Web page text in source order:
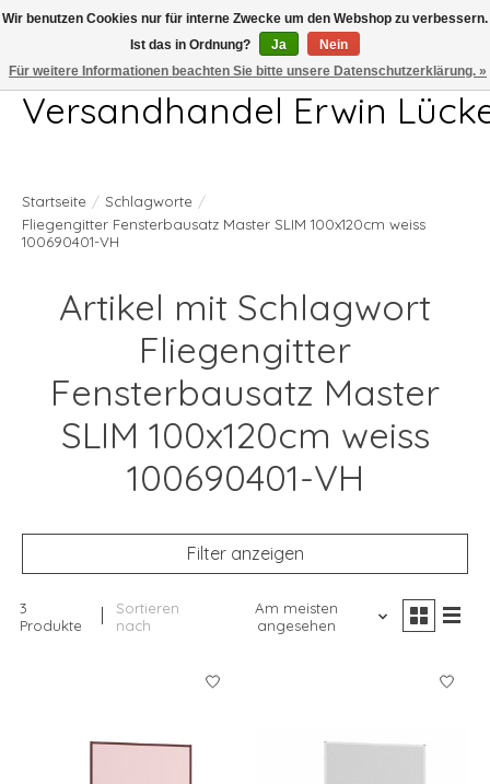
Telefon 04407 715872 MO-DO 7.00-17.00Uhr FR 7.00-13.00Uhr
Versandhandel Erwin
Startseite / Schlagworte /
Fliegengitter Fensterbausatz Master SLIM 100x120cm weiss
100690401-VH
Artikel mit Schlagwort
Fliegengitter
Fensterbausatz Master
SLIM 100x120cm weiss
100690401-VH
Filter anzeigen
3
Produkte
Sortieren
nach
Am meisten
angesehen
Wir benutzen Cookies nur für interne Zwecke um den Webshop zu verbessern.
Ist das in Ordnung?
Ja
Nein
Für weitere Informationen beachten Sie bitte unsere Datenschutzerklärung. »